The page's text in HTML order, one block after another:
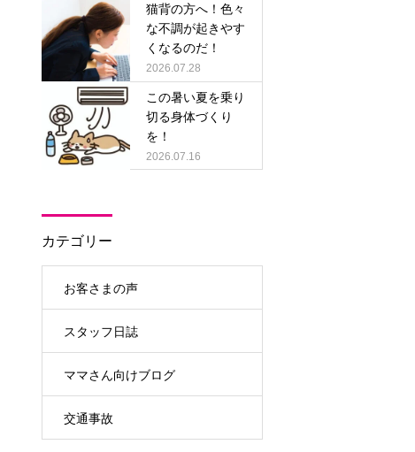
猫背の方へ！色々
な不調が起きやす
くなるのだ！
2026.07.28
この暑い夏を乗り
切る身体づくり
を！
2026.07.16
カテゴリー
お客さまの声
スタッフ日誌
ママさん向けブログ
交通事故